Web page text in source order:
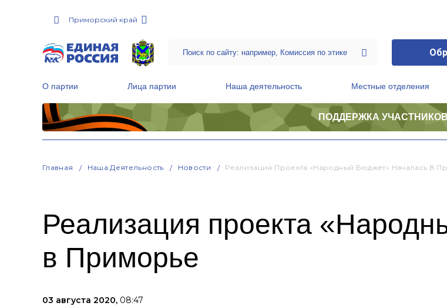
Приморский край
О партии Лица партии Наша деятельность Местные отделения
ПОДДЕРЖКА
Главная Наша Деятельность Новости Реализация Проекта «Народный Бюджет» Началась В
Реализация проекта
в Приморье
03 августа 2020, 08:47